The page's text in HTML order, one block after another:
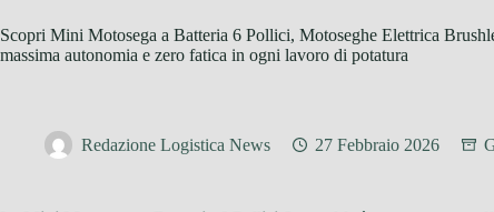
Scopri Mini Motosega a Batteria 6 Pollici, Motoseghe Elettrica
massima autonomia e zero fatica in ogni lavoro di potatura
Redazione Logistica News 27 Febbraio 2026